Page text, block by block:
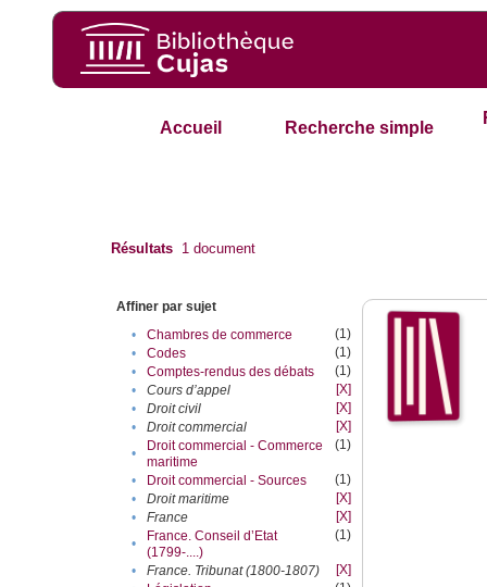
Accueil Recherche simple
Résultats 1 document
Affiner par sujet
•
Chambres de commerce
(1)
•
Codes
(1)
•
Comptes-rendus des débats
(1)
•
Cours d’appel
[X]
•
Droit civil
[X]
•
Droit commercial
[X]
•
Droit commercial - Commerce
maritime
(1)
• Droit commercial - Sources
(1)
•
Droit maritime
[X]
•
France
[X]
•
France. Conseil d’Etat
(1799-....)
(1)
• France. Tribunat (1800-1807)
[X]